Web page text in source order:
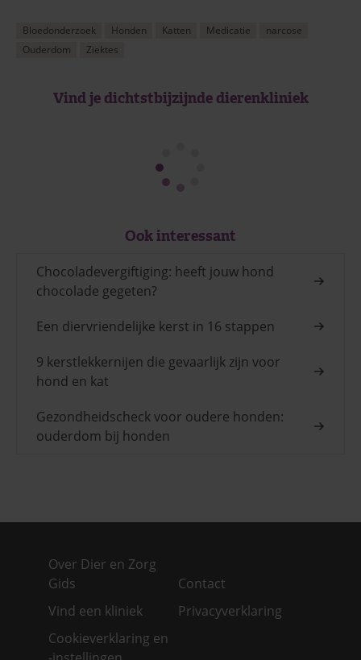
Bloedonderzoek Honden Katten Medicatie
narcose
Ouderdom
Ziektes
Vind je dichtstbijzijnde dierenkliniek
Ook interessant
Chocoladevergiftiging: heeft jouw hond
chocolade gegeten?
Een diervriendelijke kerst in 16 stappen
9 kerstlekkernijen die gevaarlijk zijn voor
hond en kat
Gezondheidscheck voor oudere honden:
ouderdom bij honden
Over Dier en Zorg
Gids
Contact
Vind een kliniek
Privacyverklaring
Cookieverklaring en